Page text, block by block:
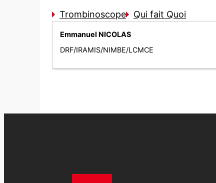
Trombinoscope Qui fait Quoi
Emmanuel NICOLAS
DRF/IRAMIS/NIMBE/LCMCE